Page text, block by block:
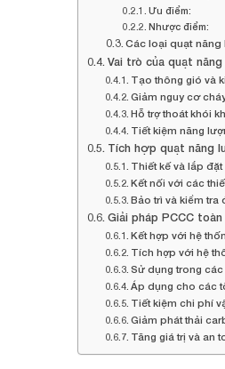
Ưu điểm:
Nhược điểm:
Các loại quạt
Vai trò của quạt
Tạo thông gió và
Giảm nguy cơ
Hỗ trợ thoát khói
Tiết kiệm năng
Tích hợp quạt năng
Thiết kế và lắp đặt
Kết nối với các
Bảo trì và kiểm tra
Giải pháp PCCC
Kết hợp với hệ
Tích hợp với hệ
Sử dụng trong
Áp dụng cho các
Tiết kiệm chi phí
Giảm phát thải
Tăng giá trị và an